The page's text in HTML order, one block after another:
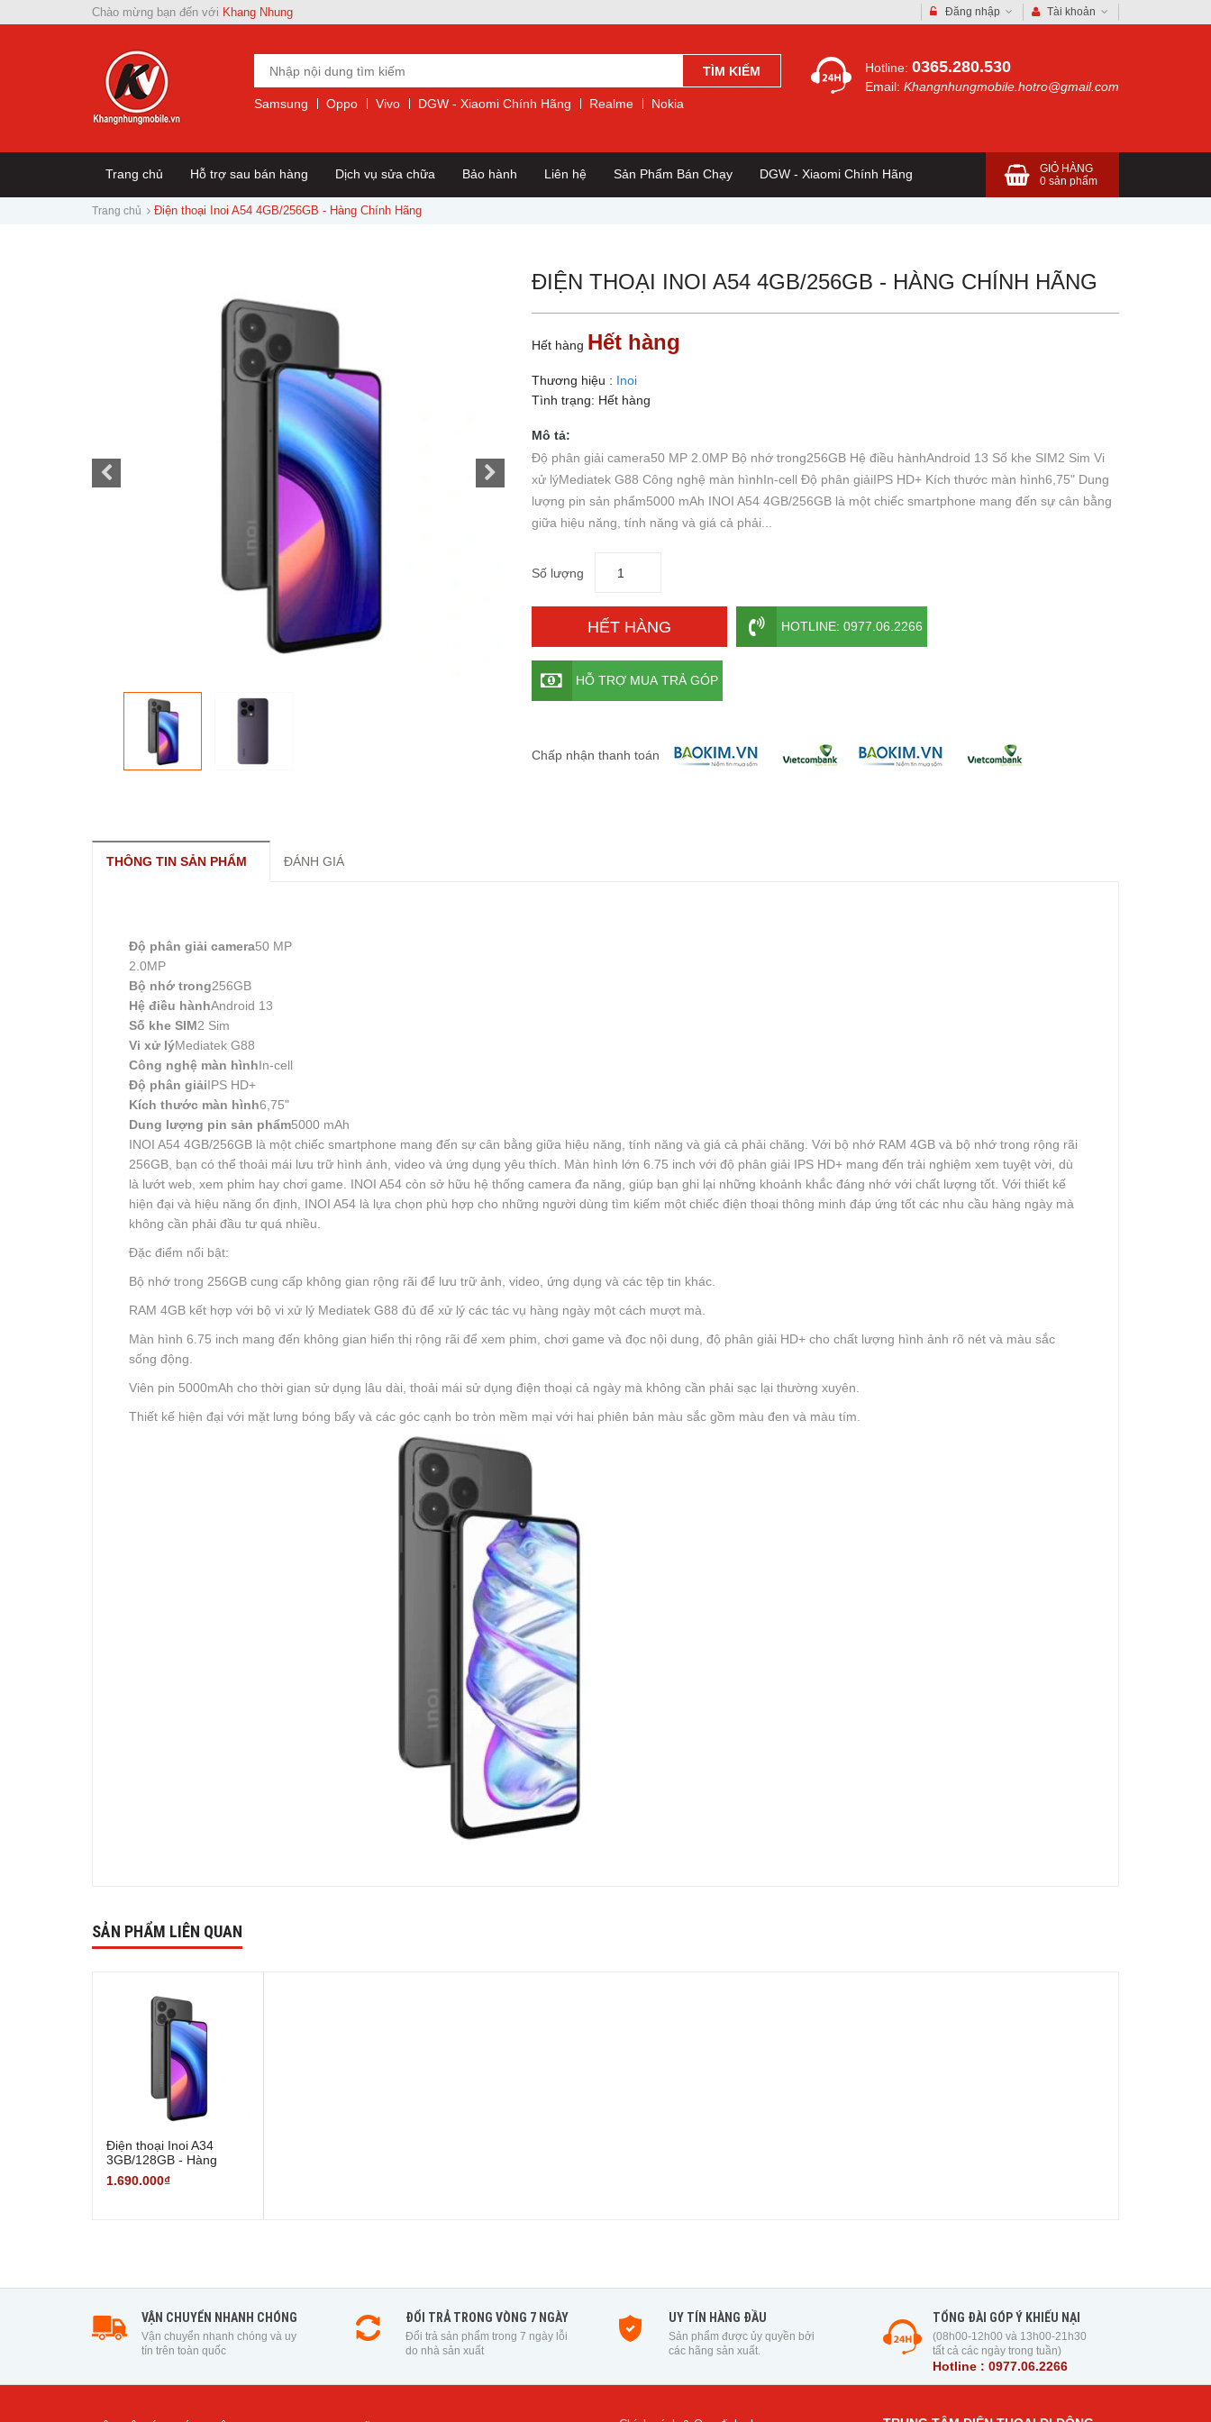
Chào mừng bạn đến với Khang Nhung Đăng nhập Tài khoản
Hotline: 0365.280.530
Email: Khangnhungmobile.hotro@gmail.com
TÌM KIẾM
Samsung Oppo Vivo DGW - Xiaomi Chính Hãng Realme Nokia
Trang chủ Hỗ trợ sau bán hàng Dịch vụ sửa chữa Bảo hành Liên hệ Sản Phẩm Bán Chạy DGW - Xiaomi Chính Hãng
GIỎ HÀNG
0 sản phẩm
Trang chủ Điện thoại Inoi A54 4GB/256GB - Hàng Chính Hãng
ĐIỆN THOẠI INOI A54 4GB/256GB - HÀNG CHÍNH HÃNG
Hết hàng Hết hàng
Thương hiệu : Inoi
Tình trạng: Hết hàng
Mô tả:
Độ phân giải camera50 MP 2.0MP Bộ nhớ trong256GB Hệ điều hànhAndroid 13 Số khe SIM2 Sim Vi
xử lýMediatek G88 Công nghệ màn hìnhIn-cell Độ phân giảiIPS HD+ Kích thước màn hình6,75" Dung
lượng pin sản phẩm5000 mAh INOI A54 4GB/256GB là một chiếc smartphone mang đến sự cân bằng
giữa hiệu năng, tính năng và giá cả phải...
Số lượng
HẾT HÀNG HOTLINE: 0977.06.2266
HỖ TRỢ MUA TRẢ GÓP
Chấp nhận thanh toán
THÔNG TIN SẢN PHẨM ĐÁNH GIÁ
Độ phân giải camera50 MP
2.0MP
Bộ nhớ trong256GB
Hệ điều hànhAndroid 13
Số khe SIM2 Sim
Vi xử lýMediatek G88
Công nghệ màn hìnhIn-cell
Độ phân giảiIPS HD+
Kích thước màn hình6,75"
Dung lượng pin sản phẩm5000 mAh
INOI A54 4GB/256GB là một chiếc smartphone mang đến sự cân bằng giữa hiệu năng, tính năng và giá cả phải chăng. Với bộ nhớ RAM 4GB và bộ nhớ trong rộng rãi
256GB, bạn có thể thoải mái lưu trữ hình ảnh, video và ứng dụng yêu thích. Màn hình lớn 6.75 inch với độ phân giải IPS HD+ mang đến trải nghiệm xem tuyệt vời, dù
là lướt web, xem phim hay chơi game. INOI A54 còn sở hữu hệ thống camera đa năng, giúp bạn ghi lại những khoảnh khắc đáng nhớ với chất lượng tốt. Với thiết kế
hiện đại và hiệu năng ổn định, INOI A54 là lựa chọn phù hợp cho những người dùng tìm kiếm một chiếc điện thoại thông minh đáp ứng tốt các nhu cầu hàng ngày mà
không cần phải đầu tư quá nhiều.
Đặc điểm nổi bật:
Bộ nhớ trong 256GB cung cấp không gian rộng rãi để lưu trữ ảnh, video, ứng dụng và các tệp tin khác.
RAM 4GB kết hợp với bộ vi xử lý Mediatek G88 đủ để xử lý các tác vụ hàng ngày một cách mượt mà.
Màn hình 6.75 inch mang đến không gian hiển thị rộng rãi để xem phim, chơi game và đọc nội dung, độ phân giải HD+ cho chất lượng hình ảnh rõ nét và màu sắc
sống động.
Viên pin 5000mAh cho thời gian sử dụng lâu dài, thoải mái sử dụng điện thoại cả ngày mà không cần phải sạc lại thường xuyên.
Thiết kế hiện đại với mặt lưng bóng bẩy và các góc cạnh bo tròn mềm mại với hai phiên bản màu sắc gồm màu đen và màu tím.
SẢN PHẨM LIÊN QUAN
Điện thoại Inoi A34
3GB/128GB - Hàng
Chính Hãng
1.690.000₫
VẬN CHUYỂN NHANH CHÓNG
Vận chuyển nhanh chóng và uy
tín trên toàn quốc
ĐỔI TRẢ TRONG VÒNG 7 NGÀY
Đổi trả sản phẩm trong 7 ngày lỗi
do nhà sản xuất
UY TÍN HÀNG ĐẦU
Sản phẩm được ủy quyền bởi
các hãng sản xuất.
TỔNG ĐÀI GÓP Ý KHIẾU NẠI
(08h00-12h00 và 13h00-21h30
tất cả các ngày trong tuần)
Hotline : 0977.06.2266